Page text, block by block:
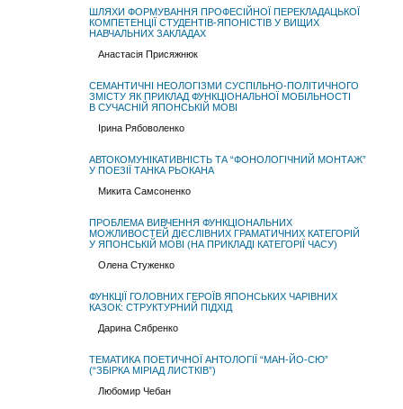
ШЛЯХИ ФОРМУВАННЯ ПРОФЕСІЙНОЇ ПЕРЕКЛАДАЦЬКОЇ
КОМПЕТЕНЦІЇ СТУДЕНТІВ-ЯПОНІСТІВ У ВИЩИХ
НАВЧАЛЬНИХ ЗАКЛАДАХ
Анастасія Присяжнюк
СЕМАНТИЧНІ НЕОЛОГІЗМИ СУСПІЛЬНО-ПОЛІТИЧНОГО
ЗМІСТУ ЯК ПРИКЛАД ФУНКЦІОНАЛЬНОЇ МОБІЛЬНОСТІ
В СУЧАСНІЙ ЯПОНСЬКІЙ МОВІ
Ірина Рябоволенко
АВТОКОМУНІКАТИВНІСТЬ ТА “ФОНОЛОГІЧНИЙ МОНТАЖ”
У ПОЕЗІЇ ТАНКА РЬОКАНА
Микита Самсоненко
ПРОБЛЕМА ВИВЧЕННЯ ФУНКЦІОНАЛЬНИХ
МОЖЛИВОСТЕЙ ДІЄСЛІВНИХ ГРАМАТИЧНИХ КАТЕГОРІЙ
У ЯПОНСЬКІЙ МОВІ (НА ПРИКЛАДІ КАТЕГОРІЇ ЧАСУ)
Олена Стуженко
ФУНКЦІЇ ГОЛОВНИХ ГЕРОЇВ ЯПОНСЬКИХ ЧАРІВНИХ
КАЗОК: СТРУКТУРНИЙ ПІДХІД
Дарина Сябренко
ТЕМАТИКА ПОЕТИЧНОЇ АНТОЛОГІЇ “МАН-ЙО-СЮ”
(“ЗБІРКА МІРІАД ЛИСТКІВ”)
Любомир Чебан